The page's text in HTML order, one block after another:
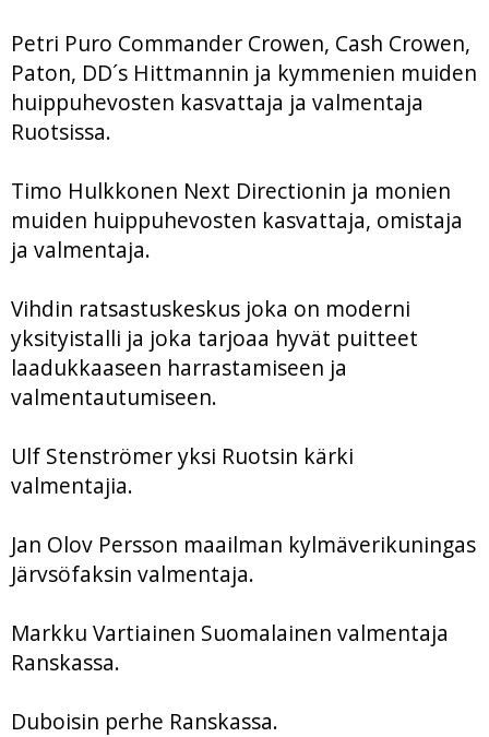
Petri Puro Commander Crowen, Cash Crowen,
Paton, DD´s Hittmannin ja kymmenien muiden
huippuhevosten kasvattaja ja valmentaja
Ruotsissa.
Timo Hulkkonen Next Directionin ja monien
muiden huippuhevosten kasvattaja, omistaja
ja valmentaja.
Vihdin ratsastuskeskus joka on moderni
yksityistalli ja joka tarjoaa hyvät puitteet
laadukkaaseen harrastamiseen ja
valmentautumiseen.
Ulf Stenströmer yksi Ruotsin kärki
valmentajia.
Jan Olov Persson maailman kylmäverikuningas
Järvsöfaksin valmentaja.
Markku Vartiainen Suomalainen valmentaja
Ranskassa.
Duboisin perhe Ranskassa.